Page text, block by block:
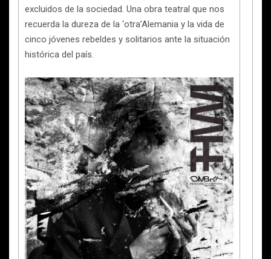
excluidos de la sociedad. Una obra teatral que nos
recuerda la dureza de la ‘otra’Alemania y la vida de
cinco jóvenes rebeldes y solitarios ante la situación
histórica del país.